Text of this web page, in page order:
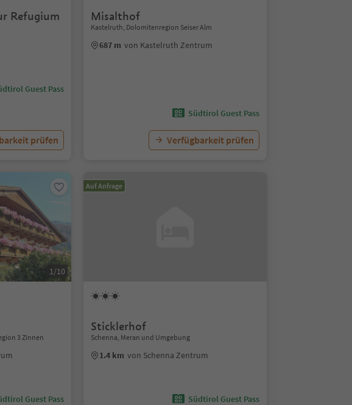
Refugium
Guest Pass
prüfen
Misalthof
Kastelruth, Dolomitenregion Seiser Alm
687 m von Kastelruth Zentrum
Südtirol Guest Pass
Verfügbarkeit prüfen
1/10
3 Zinnen
Guest Pass
Auf Anfrage
Sticklerhof
Schenna, Meran und Umgebung
1.4 km von Schenna Zentrum
Südtirol Guest Pass